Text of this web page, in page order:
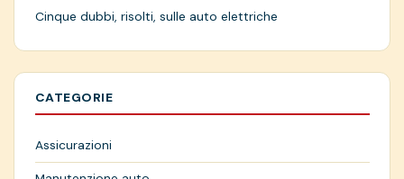
Cinque dubbi, risolti, sulle auto elettriche
CATEGORIE
Assicurazioni